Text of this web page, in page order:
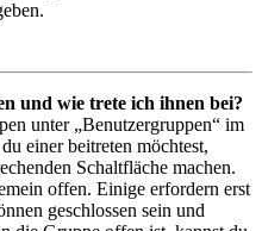
und wie trete ich ihnen bei?
unter „Benutzergruppen“ im
einer beitreten möchtest,
Schaltfläche machen.
offen. Einige erfordern erst
geschlossen sein und